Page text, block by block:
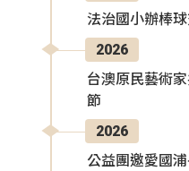
法治國小辦棒
2026
台澳原民藝術
節
2026
公益團邀愛國